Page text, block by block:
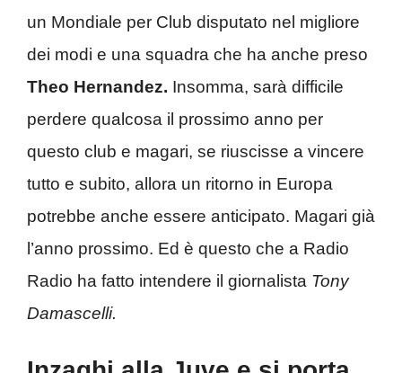
un Mondiale per Club disputato nel migliore
dei modi e una squadra che ha anche preso
Theo Hernandez. Insomma, sarà difficile
perdere qualcosa il prossimo anno per
questo club e magari, se riuscisse a vincere
tutto e subito, allora un ritorno in Europa
potrebbe anche essere anticipato. Magari già
l’anno prossimo. Ed è questo che a Radio
Radio ha fatto intendere il giornalista Tony
Damascelli.